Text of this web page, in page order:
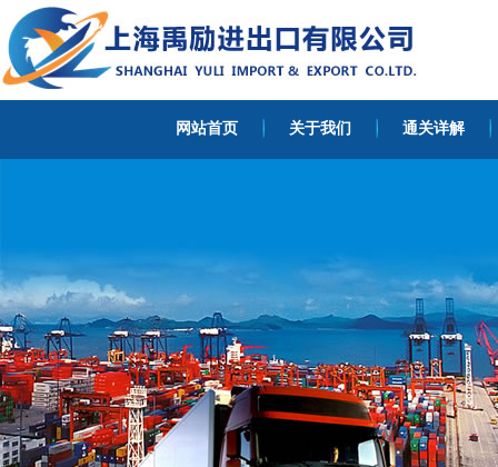
网站首页 关于我们 通关详解